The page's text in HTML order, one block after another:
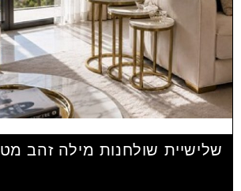
שלישיית שולחנות מילה זהב מט